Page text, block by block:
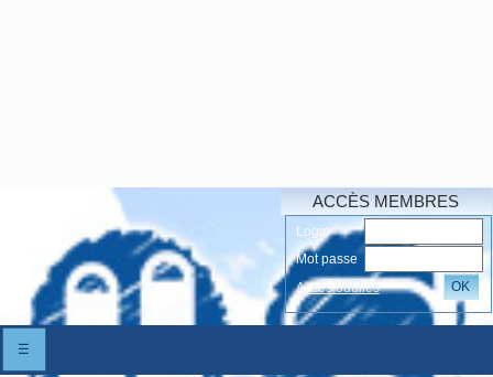
ACCÈS MEMBRES
Login
Mot passe
Accés oubliés
OK
☰